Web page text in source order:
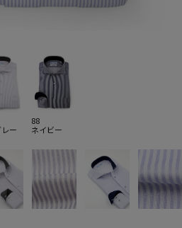
ー
88
ネイビー